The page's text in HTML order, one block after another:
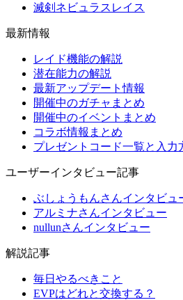
滅剣ネビュラスレイス
最新情報
レイド機能の解説
潜在能力の解説
最新アップデート情報
開催中のガチャまとめ
開催中のイベントまとめ
コラボ情報まとめ
プレゼントコード一覧と入力
ユーザーインタビュー記事
ぶしょうもんさんインタビュ
アルミナさんインタビュー
nullunさんインタビュー
解説記事
毎日やるべきこと
EVPはどれと交換する？